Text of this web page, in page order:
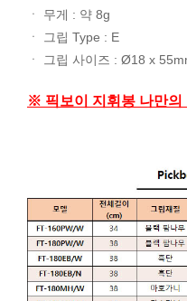
ㆍ 무게 : 약 8g
ㆍ 그립 Type : E
ㆍ 그립 사이즈 : Ø18 x
※ 픽보이 지휘봉 나만의